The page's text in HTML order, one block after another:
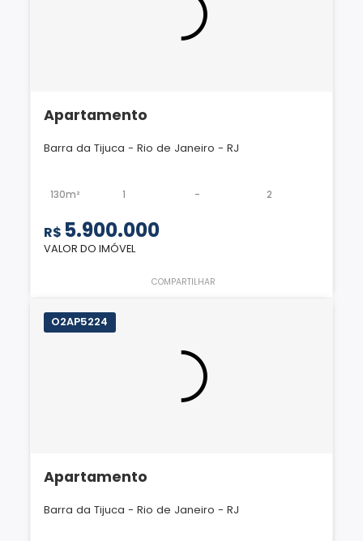
Apartamento
Barra da Tijuca - Rio de Janeiro - RJ
130m² 1 - 2
R$ 5.900.000
VALOR DO IMÓVEL
COMPARTILHAR
O2AP5224
Apartamento
Barra da Tijuca - Rio de Janeiro - RJ